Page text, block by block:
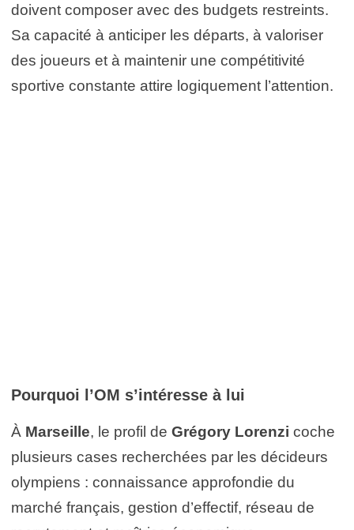
doivent composer avec des budgets restreints.
Sa capacité à anticiper les départs, à valoriser
des joueurs et à maintenir une compétitivité
sportive constante attire logiquement l’attention.
Pourquoi l’OM s’intéresse à lui
À Marseille, le profil de Grégory Lorenzi coche
plusieurs cases recherchées par les décideurs
olympiens : connaissance approfondie du
marché français, gestion d’effectif, réseau de